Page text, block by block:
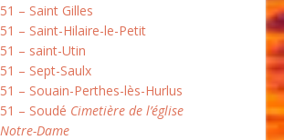
51 – Saint Gilles
51 – Saint-Hilaire-le-Petit
51 – saint-Utin
51 – Sept-Saulx
51 – Souain-Perthes-lès-Hurlus
51 – Soudé Cimetière de l’église
Notre-Dame